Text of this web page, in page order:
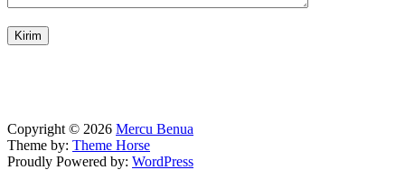
Copyright © 2026 Mercu Benua
Theme by: Theme Horse
Proudly Powered by: WordPress